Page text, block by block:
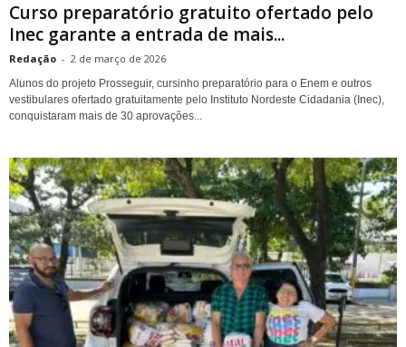
Curso preparatório gratuito ofertado pelo
Inec garante a entrada de mais...
Redação - 2 de março de 2026
Alunos do projeto Prosseguir, cursinho preparatório para o Enem e outros
vestibulares ofertado gratuitamente pelo Instituto Nordeste Cidadania (Inec),
conquistaram mais de 30 aprovações...